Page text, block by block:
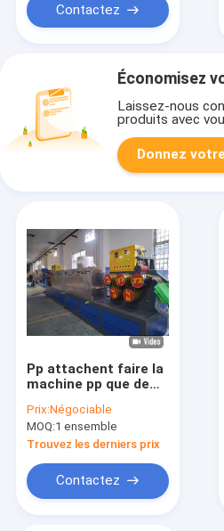
Contactez
Économisez
Laissez-nous
produits avec
Donnez
Pp attachent faire la
machine pp que de
attachent la ligne vis
simple d'extrusion de
bande machine à
emballer
complètement
automatique
Prix:Négociable
MOQ:1 ensemble
Trouvez les derniers prix
Contactez